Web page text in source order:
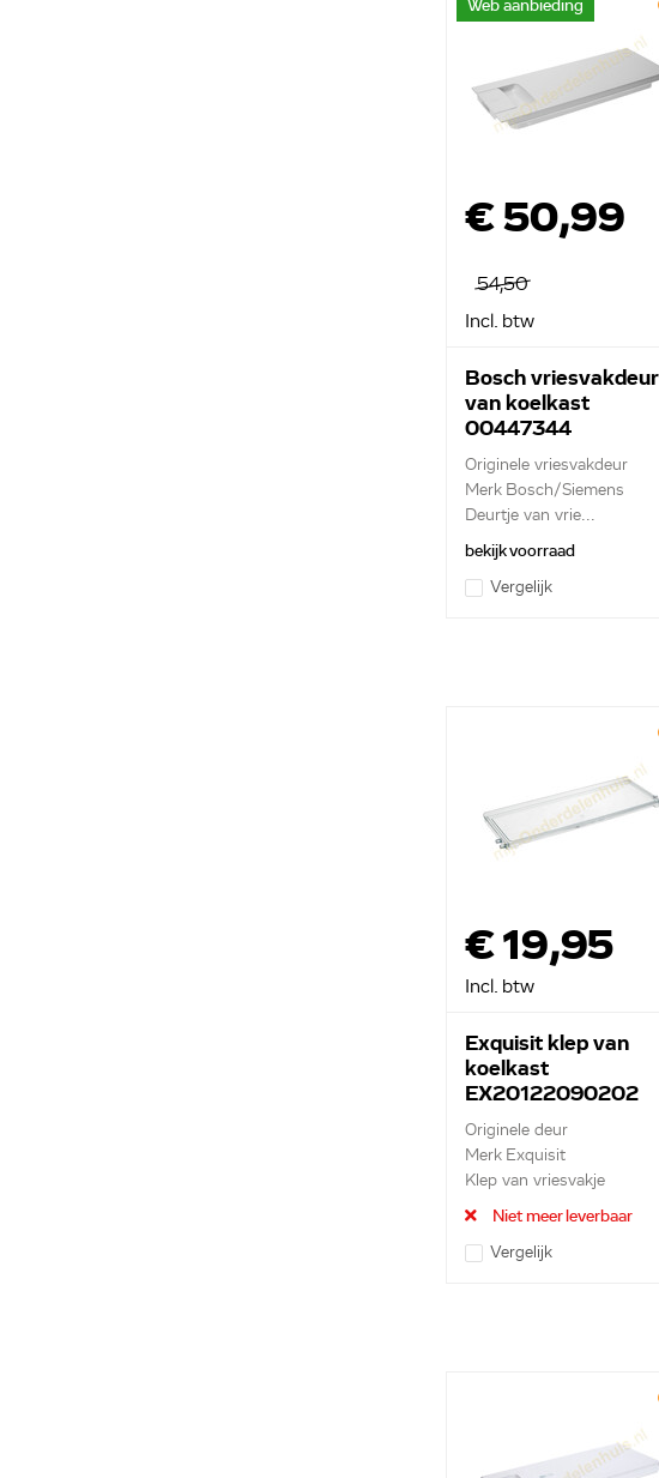
Web aanbieding
€ 50,99
54,50
Incl. btw
Bosch vriesvakdeur
van koelkast
00447344
Originele vriesvakdeur
Merk Bosch/Siemens
Deurtje van vrie...
bekijk voorraad
Vergelijk
€ 19,95
Incl. btw
Exquisit klep van
koelkast
EX20122090202
Originele deur
Merk Exquisit
Klep van vriesvakje
Niet meer leverbaar
Vergelijk